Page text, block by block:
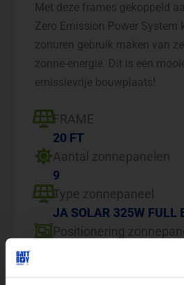
Met deze frames gekoppeld
Zero Emission Power System
zonuren gebruik maken van
zonne-energie. Dit is een
emissievrije bouwplaats!
FRAME
20 FT
Aantal zonnepanelen
9
Type zonnepaneel
JA SOLAR 325W FULL
Positionering